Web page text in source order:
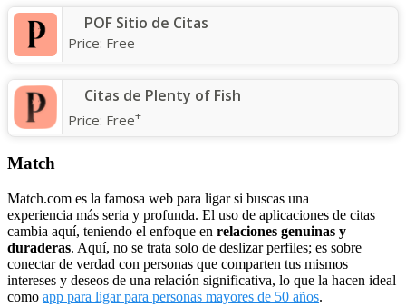
POF Sitio de Citas
Price: Free
Citas de Plenty of Fish
Price: Free+
Match
Match.com es la famosa web para ligar si buscas una
experiencia más seria y profunda. El uso de aplicaciones de citas
cambia aquí, teniendo el enfoque en relaciones genuinas y
duraderas. Aquí, no se trata solo de deslizar perfiles; es sobre
conectar de verdad con personas que comparten tus mismos
intereses y deseos de una relación significativa, lo que la hacen ideal
como app para ligar para personas mayores de 50 años.